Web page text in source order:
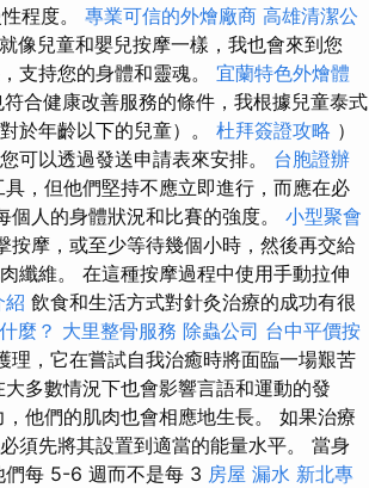
程度。 專業可信的外燴廠商 高雄清潔公
像兒童和嬰兒按摩一樣，我也會來到您
支持您的身體和靈魂。 宜蘭特色外燴體
合健康改善服務的條件，我根據兒童泰式
於年齡以下的兒童）。 杜拜簽證攻略 ）
可以透過發送申請表來安排。 台胞證辦
，但他們堅持不應立即進行，而應在必
個人的身體狀況和比賽的強度。 小型聚會
按摩，或至少等待幾個小時，然後再交給
纖維。 在這種按摩過程中使用手動拉伸
紹 飲食和生活方式對針灸治療的成功有很
麼？ 大里整骨服務 除蟲公司 台中平價按
理，它在嘗試自我治癒時將面臨一場艱苦
多數情況下也會影響言語和運動的發
他們的肌肉也會相應地生長。 如果治療
須先將其設置到適當的能量水平。 當身
們每 5-6 週而不是每 3 房屋 漏水 新北專